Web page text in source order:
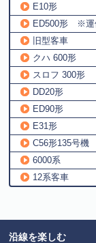
E10形
ED500形 ※運
旧型客車
クハ 600形
スロフ 300形
DD20形
ED90形
E31形
C56形135号
6000系
12系客車
沿線を楽しむ